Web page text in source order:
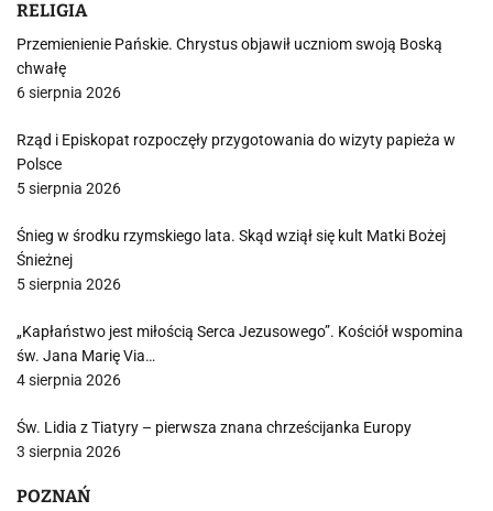
RELIGIA
Przemienienie Pańskie. Chrystus objawił uczniom swoją Boską
chwałę
6 sierpnia 2026
Rząd i Episkopat rozpoczęły przygotowania do wizyty papieża w
Polsce
5 sierpnia 2026
Śnieg w środku rzymskiego lata. Skąd wziął się kult Matki Bożej
Śnieżnej
5 sierpnia 2026
„Kapłaństwo jest miłością Serca Jezusowego”. Kościół wspomina
św. Jana Marię Via…
4 sierpnia 2026
Św. Lidia z Tiatyry – pierwsza znana chrześcijanka Europy
3 sierpnia 2026
POZNAŃ